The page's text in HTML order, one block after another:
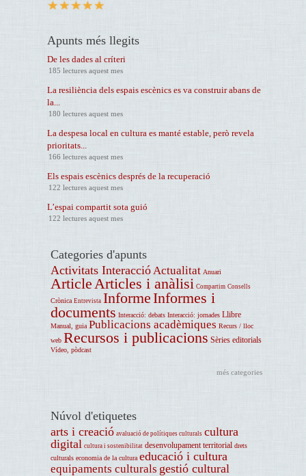
Apunts més llegits
De les dades al críteri
185 lectures aquest mes
La resiliència dels espais escènics es va construir abans de
la...
180 lectures aquest mes
La despesa local en cultura es manté estable, però revela
prioritats...
166 lectures aquest mes
Els espais escènics després de la recuperació
122 lectures aquest mes
L’espai compartit sota guió
122 lectures aquest mes
Categories d'apunts
Activitats Interacció Actualitat Anuari
Article Articles i anàlisi Compartim Consells
Crònica Entrevista InformeInformes i
documents Interacció: debats Interacció: jornades Llibre
Manual, guia Publicacions acadèmiques Recurs / lloc
web Recursos i publicacions Sèries editorials
Vídeo, pòdcast
més categories
Núvol d'etiquetes
arts i creació avaluació de polítiques culturals cultura
digital cultura i sostenibilitat desenvolupament territorial drets
culturals economia de la cultura educació i cultura
equipaments culturals gestió cultural